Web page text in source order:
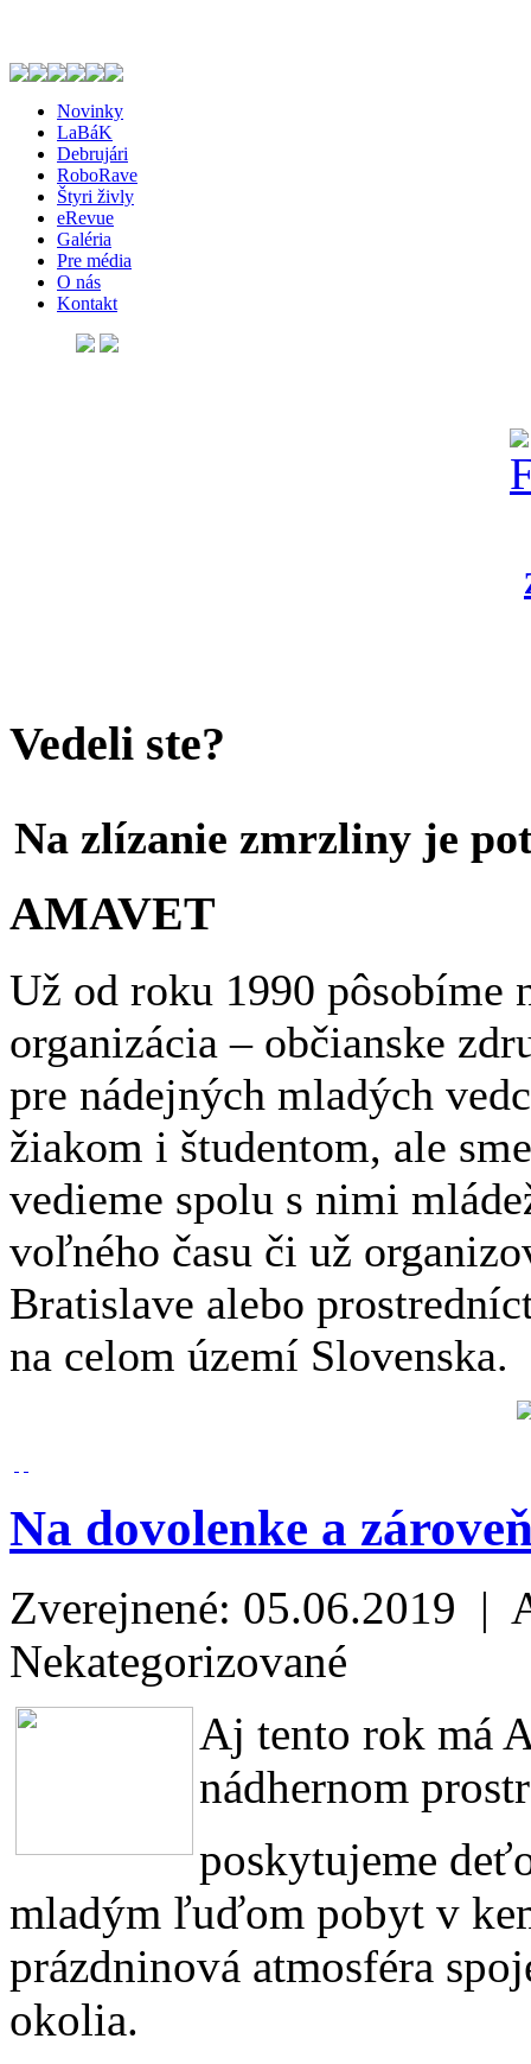
Novinky
LaBáK
Debrujári
RoboRave
Štyri živly
eRevue
Galéria
Pre média
O nás
Kontakt
Vedeli ste?
Na zlízanie zmrzliny je
AMAVET
Už od roku 1990 pôsobíme
organizácia – občianske
pre nádejných mladých
žiakom i študentom, ale
vedieme spolu s nimi
voľného času či už
Bratislave alebo
na celom území Slovenska.
Na dovolenke a
Zverejnené: 05.06.2019 |
Nekategorizované
Aj tento rok má
nádhernom
poskytujeme
mladým ľuďom pobyt v
prázdninová atmosféra
okolia.